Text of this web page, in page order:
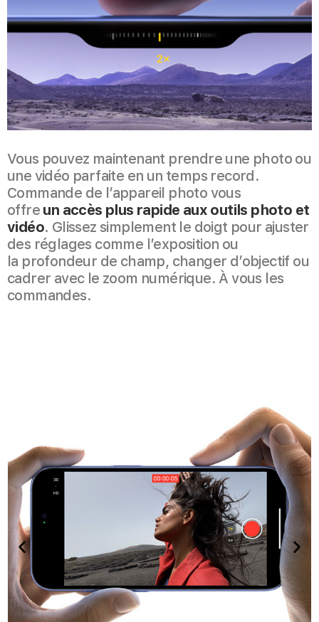
Vous pouvez maintenant prendre une photo ou
une vidéo parfaite en un temps record.
Commande de l’appareil photo vous
offre un accès plus rapide aux outils photo et
vidéo. Glissez simplement le doigt pour ajuster
des réglages comme l’exposition ou
la profondeur de champ, changer d’objectif ou
cadrer avec le zoom numérique. À vous les
commandes.